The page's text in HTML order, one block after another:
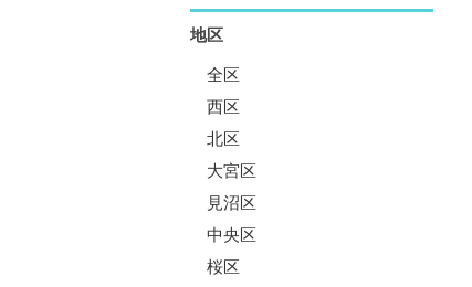
地区
全区
西区
北区
大宮区
見沼区
中央区
桜区